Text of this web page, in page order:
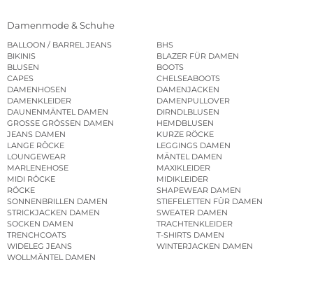
Damenmode & Schuhe
BALLOON / BARREL JEANS
BHS
BIKINIS
BLAZER FÜR DAMEN
BLUSEN
BOOTS
CAPES
CHELSEABOOTS
DAMENHOSEN
DAMENJACKEN
DAMENKLEIDER
DAMENPULLOVER
DAUNENMÄNTEL DAMEN
DIRNDLBLUSEN
GROSSE GRÖSSEN DAMEN
HEMDBLUSEN
JEANS DAMEN
KURZE RÖCKE
LANGE RÖCKE
LEGGINGS DAMEN
LOUNGEWEAR
MÄNTEL DAMEN
MARLENEHOSE
MAXIKLEIDER
MIDI RÖCKE
MIDIKLEIDER
RÖCKE
SHAPEWEAR DAMEN
SONNENBRILLEN DAMEN
STIEFELETTEN FÜR DAMEN
STRICKJACKEN DAMEN
SWEATER DAMEN
SOCKEN DAMEN
TRACHTENKLEIDER
TRENCHCOATS
T-SHIRTS DAMEN
WIDELEG JEANS
WINTERJACKEN DAMEN
WOLLMÄNTEL DAMEN